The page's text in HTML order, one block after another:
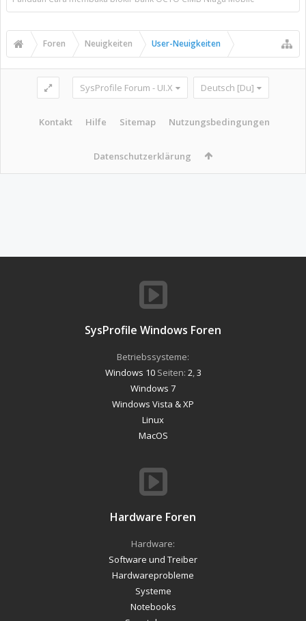
Foren Neuigkeiten User-Neuigkeiten
SysProfile Forum - UI.X Deutsch [Du]
Kontakt Hilfe Sitemap Nutzungsbedingungen
Datenschutzerklärung
SysProfile Windows Foren
Betriebssysteme:
Windows 10Seiten: 2 3
Windows 7
Windows Vista & XP
Linux
MacOS
Hardware Foren
Hardware:
Software und Treiber
Hardwareprobleme
Systeme
Notebooks